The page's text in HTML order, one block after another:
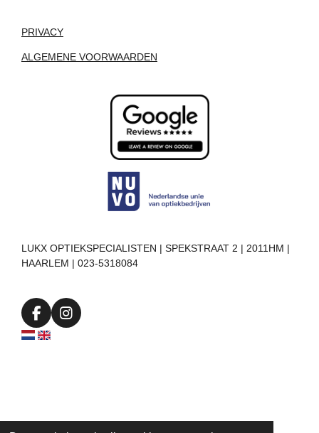
PRIVACY
ALGEMENE VOORWAARDEN
LUKX OPTIEKSPECIALISTEN | SPEKSTRAAT 2 | 2011HM |
HAARLEM | 023-5318084
F
a
I